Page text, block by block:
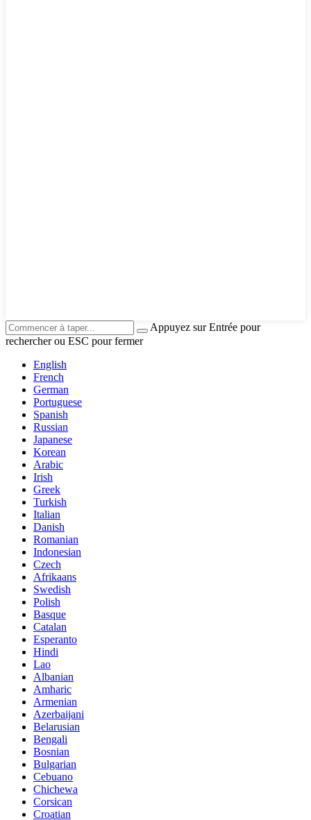
Appuyez sur Entrée pour
rechercher ou ESC pour fermer
English
French
German
Portuguese
Spanish
Russian
Japanese
Korean
Arabic
Irish
Greek
Turkish
Italian
Danish
Romanian
Indonesian
Czech
Afrikaans
Swedish
Polish
Basque
Catalan
Esperanto
Hindi
Lao
Albanian
Amharic
Armenian
Azerbaijani
Belarusian
Bengali
Bosnian
Bulgarian
Cebuano
Chichewa
Corsican
Croatian